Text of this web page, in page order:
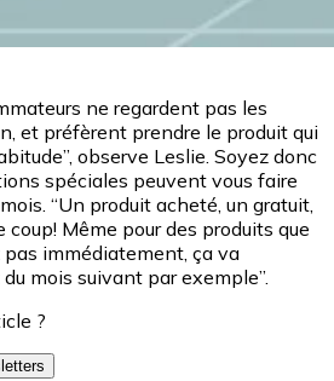
ne regardent pas les
et préfèrent prendre le produit qui
observe Leslie. Soyez donc
spéciales peuvent vous faire
“Un produit acheté, un gratuit,
Même pour des produits que
immédiatement, ça va
mois suivant par exemple”.
?